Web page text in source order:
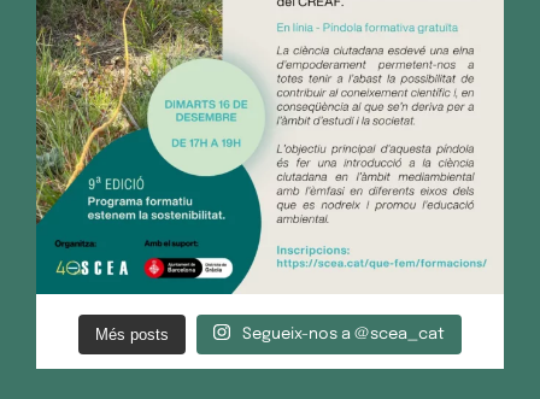
Més posts Segueix-nos a @scea_cat